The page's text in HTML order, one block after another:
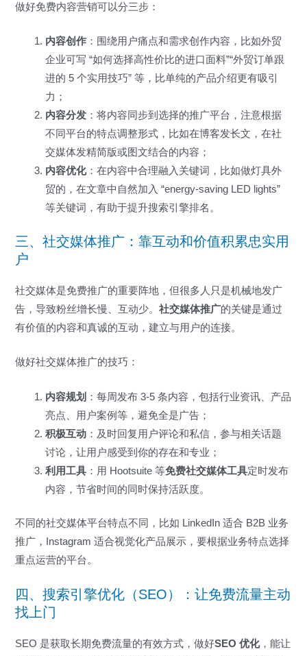
做好免费内容营销可以分三步：
内容创作 ：围绕用户痛点和需求创作内容，比如外贸
企业可写 “如何选择高性价比的进口面料”“外贸订单跟
进的 5 个实用技巧” 等，比单纯的产品介绍更有吸引
力；
内容分发 ：将内容同步到选择的推广平台，注意根据
不同平台的特点调整形式，比如在博客发长文，在社
交媒体发精简版或图文结合的内容；
内容优化：在内容中合理融入关键词，比如做灯具外
贸的，在文章中自然加入 “energy-saving LED lights”
等关键词，有助于提升搜索引擎排名。
三、社交媒体推广：靠互动和价值积累忠实用
户
社交媒体是免费推广的重要阵地，但很多人只是机械地发广
告，导致粉丝增长慢、互动少。社交媒体推广的关键是通过
有价值的内容和真诚的互动，建立与用户的连接。
做好社交媒体推广的技巧：
内容规划 ：每周发布 3-5 条内容，包括行业资讯、产品
亮点、用户案例等，避免全是广告；
积极互动 ：及时回复用户评论和私信，参与相关话题
讨论，让用户感受到你的存在和专业；
利用工具 ：用 Hootsuite 等免费社交媒体工具定时发布
内容，节省时间的同时保持活跃度。
不同的社交媒体平台特点不同，比如 LinkedIn 适合 B2B 业务
推广，Instagram 适合视觉化产品展示，要根据业务特点选择
重点运营的平台。
四、搜索引擎优化（SEO）：让免费流量主动
找上门
SEO 是获取长期免费流量的有效方式，做好SEO 优化，能让